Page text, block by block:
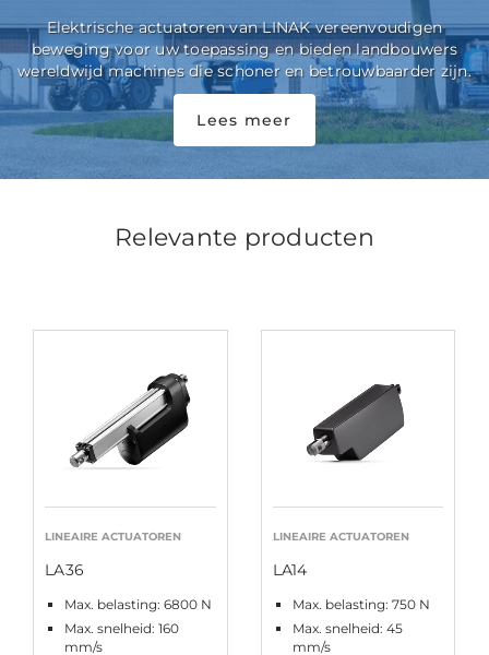
Elektrische actuatoren van LINAK vereenvoudigen
beweging voor uw toepassing en bieden landbouwers
wereldwijd machines die schoner en betrouwbaarder zijn.
Lees meer
Relevante producten
LINEAIRE ACTUATOREN
LA36
Max. belasting: 6800 N
Max. snelheid: 160
mm/s
LINEAIRE ACTUATOREN
LA14
Max. belasting: 750 N
Max. snelheid: 45
mm/s